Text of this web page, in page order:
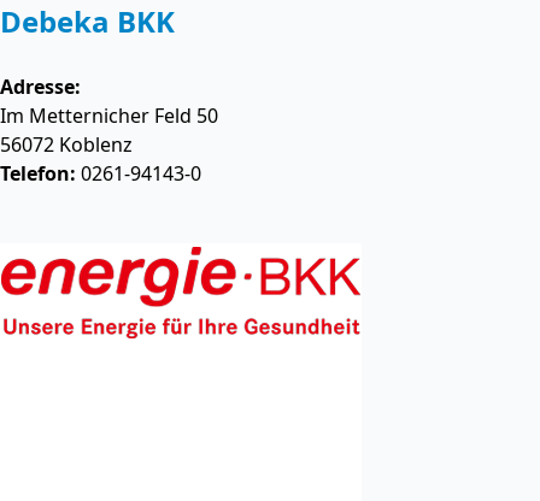
Debeka BKK
Adresse:
Im Metternicher Feld 50
56072 Koblenz
Telefon: 0261-94143-0